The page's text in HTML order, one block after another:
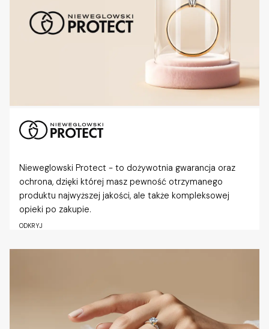
Nieweglowski Protect - to dożywotnia gwarancja oraz
ochrona, dzięki której masz pewność otrzymanego
produktu najwyższej jakości, ale także kompleksowej
opieki po zakupie.
ODKRYJ